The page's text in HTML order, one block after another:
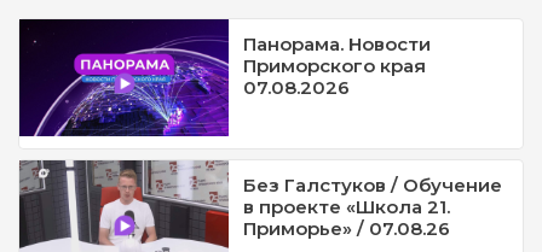
Панорама. Новости
Приморского края
07.08.2026
Без Галстуков / Обучение
в проекте «Школа 21.
Приморье» / 07.08.26